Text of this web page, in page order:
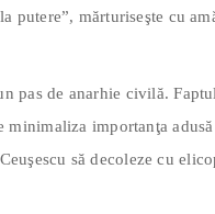
putere”, mărturiseşte cu
pas de anarhie civilă.
importanţa
să decoleze cu